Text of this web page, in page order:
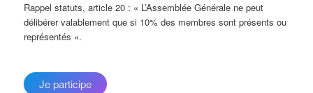
Rappel statuts, article 20 : « L’Assemblée Générale ne peut
délibérer valablement que si 10% des membres sont présents ou
représentés ».
Je participe